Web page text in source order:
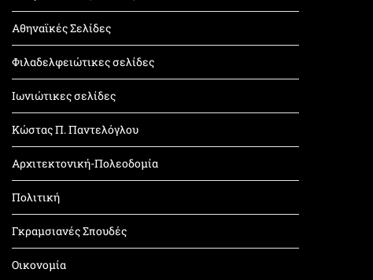
Αθηναϊκές Σελίδες
Φιλαδελφειώτικες σελίδες
Ιωνιώτικες σελίδες
Κώστας Π. Παντελόγλου
Αρχιτεκτονική-Πολεοδομία
Πολιτική
Γκραμσιανές Σπουδές
Οικονομία